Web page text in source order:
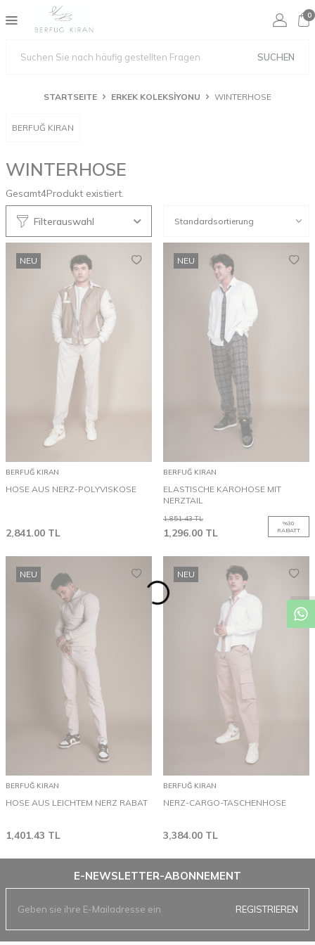
SUCHEN
0
STARTSEITE ERKEK KOLEKSİYONU WINTERHOSE
BERFUĞ KIRAN
WINTERHOSE
Gesamt4Produkt existiert.
Filterauswahl
NEU
BERFUĞ KIRAN
HOSE AUS NERZ-POLYVISKOSE
2,841.00 TL
NEU
BERFUĞ KIRAN
ELASTISCHE KAROHOSE MIT
NERZTAIL
1,851.43TL
1,296.00 TL
%30
RABATT
NEU
BERFUĞ KIRAN
HOSE AUS LEICHTEM NERZ RABAT
1,401.43 TL
NEU
BERFUĞ KIRAN
NERZ-CARGO-TASCHENHOSE
3,384.00 TL
E-NEWSLETTER-ABONNEMENT
REGISTRIEREN